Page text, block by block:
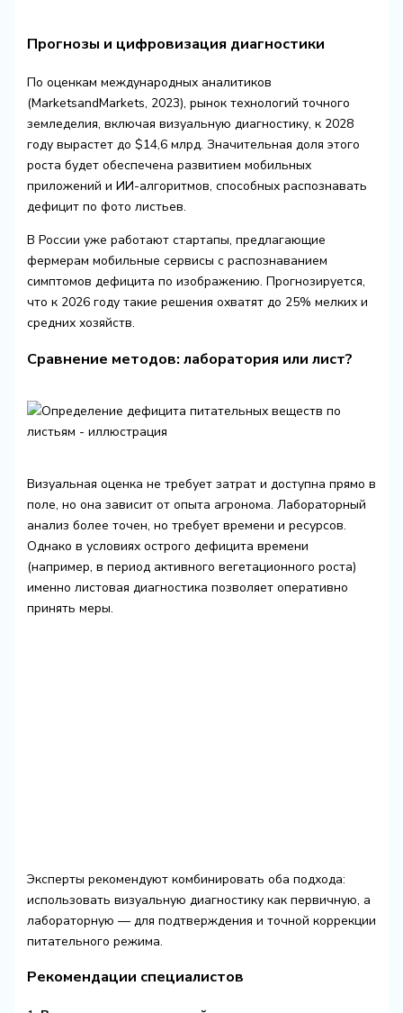
Прогнозы и цифровизация диагностики
По оценкам международных аналитиков
(MarketsandMarkets, 2023), рынок технологий точного
земледелия, включая визуальную диагностику, к 2028
году вырастет до $14,6 млрд. Значительная доля этого
роста будет обеспечена развитием мобильных
приложений и ИИ-алгоритмов, способных распознавать
дефицит по фото листьев.
В России уже работают стартапы, предлагающие
фермерам мобильные сервисы с распознаванием
симптомов дефицита по изображению. Прогнозируется,
что к 2026 году такие решения охватят до 25% мелких и
средних хозяйств.
Сравнение методов: лаборатория или лист?
Визуальная оценка не требует затрат и доступна прямо в
поле, но она зависит от опыта агронома. Лабораторный
анализ более точен, но требует времени и ресурсов.
Однако в условиях острого дефицита времени
(например, в период активного вегетационного роста)
именно листовая диагностика позволяет оперативно
принять меры.
Эксперты рекомендуют комбинировать оба подхода:
использовать визуальную диагностику как первичную, а
лабораторную — для подтверждения и точной коррекции
питательного режима.
Рекомендации специалистов